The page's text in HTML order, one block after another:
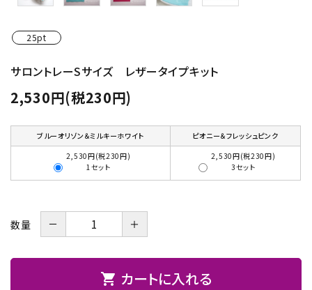
基本材料
グループ
ガイドライン
お問い合わせ
25pt
サロントレーSサイズ レザータイプキット
2,530円(税230円)
ブルーオリゾン＆ミルキーホワイト
ピオニー＆フレッシュピンク
2,530円(税230円)
1セット
2,530円(税230円)
3セット
数量 － ＋
shopping_cart カートに入れる